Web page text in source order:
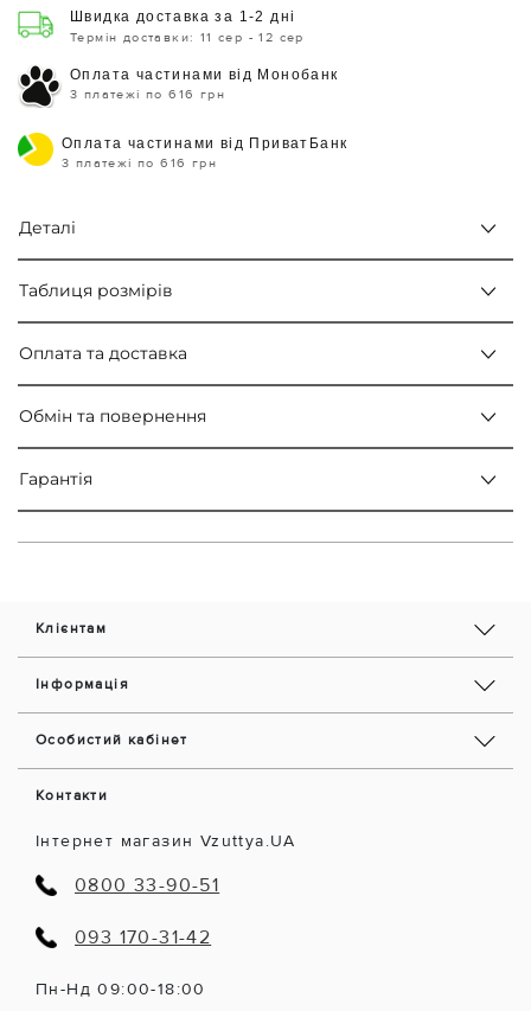
Швидка доставка за 1-2 дні
Термін доставки: 11 сер - 12 сер
Оплата частинами від Монобанк
3 платежі по 616 грн
Оплата частинами від ПриватБанк
3 платежі по 616 грн
Деталі
Таблиця розмірів
Оплата та доставка
Обмін та повернення
Гарантія
Клієнтам
Інформація
Особистий кабінет
Контакти
Інтернет магазин Vzuttya.UA
0800 33-90-51
093 170-31-42
Пн-Нд 09:00-18:00